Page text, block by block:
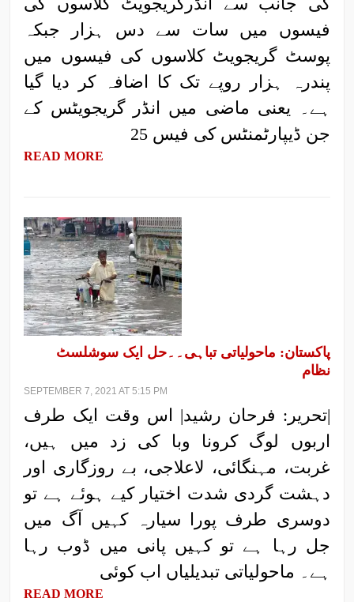
فیسوں میں سات سے دس ہزار جبکہ
پوسٹ گریجویٹ کلاسوں کی فیسوں میں
پندرہ ہزار روپے تک کا اضافہ کر دیا گیا
ہے۔ یعنی ماضی میں انڈر گریجویٹس کے
جن ڈیپارٹمنٹس کی فیس 25
READ MORE
پاکستان: ماحولیاتی تباہی۔۔حل ایک سوشلسٹ
نظام
SEPTEMBER 7, 2021 AT 5:15 PM
|تحریر: فرحان رشید| اس وقت ایک طرف
اربوں لوگ کرونا وبا کی زد میں ہیں،
غربت، مہنگائی، لاعلاجی، بے روزگاری اور
دہشت گردی شدت اختیار کیے ہوئے ہے تو
دوسری طرف پورا سیارہ کہیں آگ میں
جل رہا ہے تو کہیں پانی میں ڈوب رہا
ہے۔ ماحولیاتی تبدیلیاں اب کوئی
READ MORE